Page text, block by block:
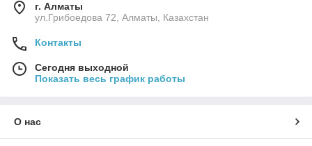
г. Алматы
ул.Грибоедова 72, Алматы, Казахстан
Контакты
Сегодня выходной
Показать весь график работы
О нас